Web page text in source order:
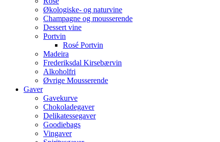
Økologiske- og naturvine
Champagne og mousserende
Dessert vine
Portvin
Rosé Portvin
Madeira
Frederiksdal Kirsebærvin
Alkoholfri
Øvrige Mousserende
Gaver
Gavekurve
Chokoladegaver
Delikatessegaver
Goodiebags
Vingaver